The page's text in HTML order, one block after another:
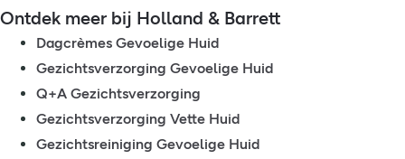
Ontdek meer bij Holland & Barrett
Dagcrèmes Gevoelige Huid
Gezichtsverzorging Gevoelige Huid
Q+A Gezichtsverzorging
Gezichtsverzorging Vette Huid
Gezichtsreiniging Gevoelige Huid